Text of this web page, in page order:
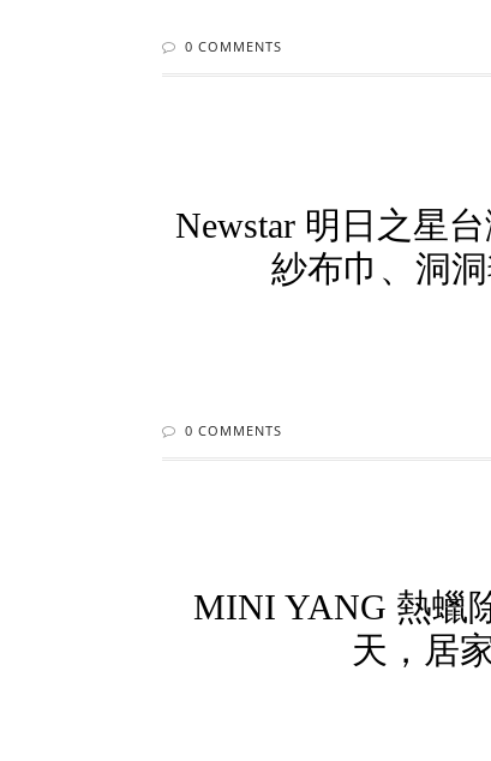
0 COMMENTS
Newstar 明日之星
紗布巾、洞
0 COMMENTS
MINI YANG 熱蠟
天，居